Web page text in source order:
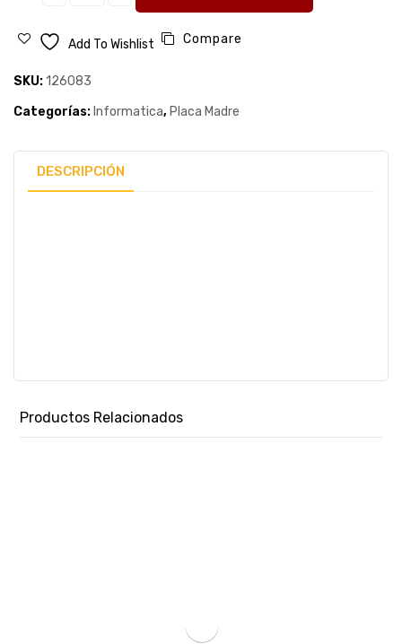
Add To Wishlist Compare
SKU:126083
Categorías: Informatica, Placa Madre
DESCRIPCIÓN
Productos Relacionados